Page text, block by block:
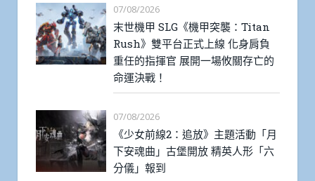
07/08/2026
末世機甲 SLG《機甲突襲：Titan
Rush》雙平台正式上線 化身肩負
重任的指揮官 展開一場攸關存亡的
命運決戰！
07/08/2026
《少女前線2：追放》主題活動「月
下安魂曲」古堡開放 精英人形「六
分儀」報到